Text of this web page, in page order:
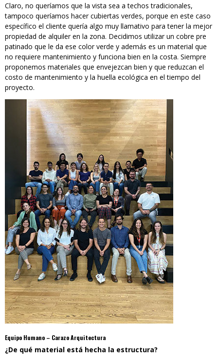
Claro, no queríamos que la vista sea a techos tradicionales,
tampoco queríamos hacer cubiertas verdes, porque en este caso
específico el cliente quería algo muy llamativo para tener la mejor
propiedad de alquiler en la zona. Decidimos utilizar un cobre pre
patinado que le da ese color verde y además es un material que
no requiere mantenimiento y funciona bien en la costa. Siempre
proponemos materiales que envejezcan bien y que reduzcan el
costo de mantenimiento y la huella ecológica en el tiempo del
proyecto.
Equipo Humano – Carazo Arquitectura
¿De qué material está hecha la estructura?